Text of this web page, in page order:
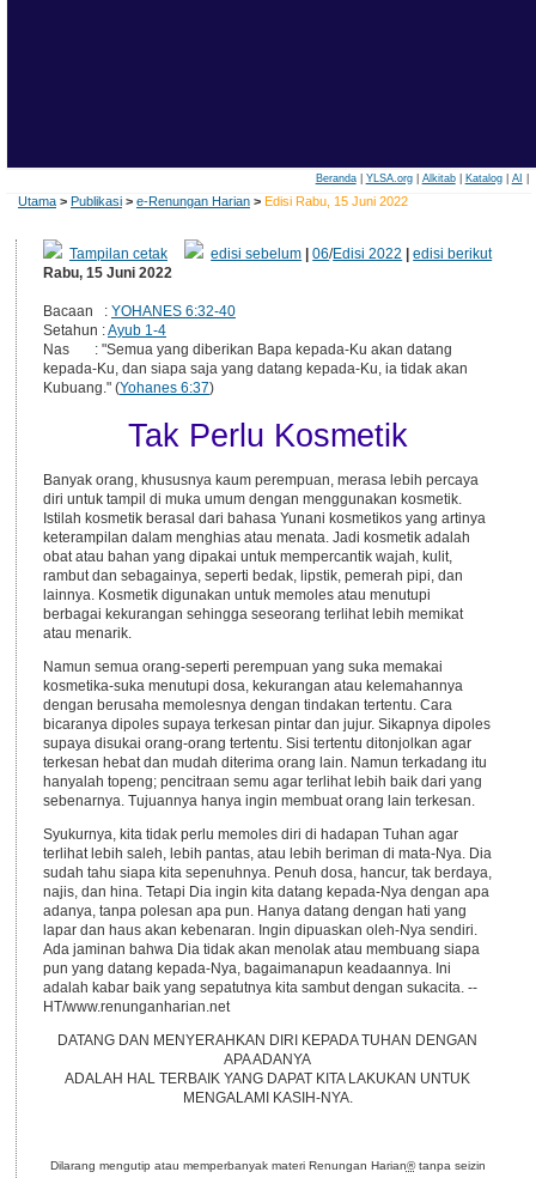
Beranda| YLSA.org| Alkitab| Katalog| AI
Utama > Publikasi > e-Renungan Harian > Edisi Rabu, 15 Juni 2022
Tampilan cetak edisi sebelum |06/Edisi 2022 |edisi berikut
Rabu, 15 Juni 2022
Bacaan : YOHANES 6:32-40
Setahun :Ayub 1-4
Nas : "Semua yang diberikan Bapa kepada-Ku akan datang
kepada-Ku, dan siapa saja yang datang kepada-Ku, ia tidak akan
Kubuang." (Yohanes 6:37)
Tak Perlu Kosmetik
Banyak orang, khususnya kaum perempuan, merasa lebih percaya
diri untuk tampil di muka umum dengan menggunakan kosmetik.
Istilah kosmetik berasal dari bahasa Yunani kosmetikos yang artinya
keterampilan dalam menghias atau menata. Jadi kosmetik adalah
obat atau bahan yang dipakai untuk mempercantik wajah, kulit,
rambut dan sebagainya, seperti bedak, lipstik, pemerah pipi, dan
lainnya. Kosmetik digunakan untuk memoles atau menutupi
berbagai kekurangan sehingga seseorang terlihat lebih memikat
atau menarik.
Namun semua orang-seperti perempuan yang suka memakai
kosmetika-suka menutupi dosa, kekurangan atau kelemahannya
dengan berusaha memolesnya dengan tindakan tertentu. Cara
bicaranya dipoles supaya terkesan pintar dan jujur. Sikapnya dipoles
supaya disukai orang-orang tertentu. Sisi tertentu ditonjolkan agar
terkesan hebat dan mudah diterima orang lain. Namun terkadang itu
hanyalah topeng; pencitraan semu agar terlihat lebih baik dari yang
sebenarnya. Tujuannya hanya ingin membuat orang lain terkesan.
Syukurnya, kita tidak perlu memoles diri di hadapan Tuhan agar
terlihat lebih saleh, lebih pantas, atau lebih beriman di mata-Nya. Dia
sudah tahu siapa kita sepenuhnya. Penuh dosa, hancur, tak berdaya,
najis, dan hina. Tetapi Dia ingin kita datang kepada-Nya dengan apa
adanya, tanpa polesan apa pun. Hanya datang dengan hati yang
lapar dan haus akan kebenaran. Ingin dipuaskan oleh-Nya sendiri.
Ada jaminan bahwa Dia tidak akan menolak atau membuang siapa
pun yang datang kepada-Nya, bagaimanapun keadaannya. Ini
adalah kabar baik yang sepatutnya kita sambut dengan sukacita. --
HT/www.renunganharian.net
DATANG DAN MENYERAHKAN DIRI KEPADA TUHAN DENGAN
APA ADANYA
ADALAH HAL TERBAIK YANG DAPAT KITA LAKUKAN UNTUK
MENGALAMI KASIH-NYA.
Dilarang mengutip atau memperbanyak materi Renungan Harian®tanpa seizin